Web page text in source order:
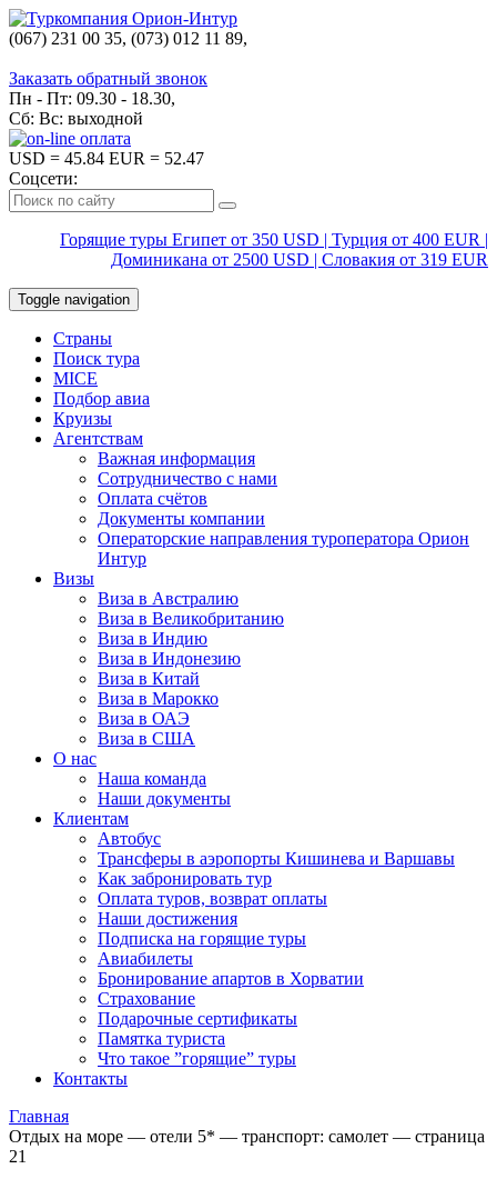
(067) 231 00 35, (073) 012 11 89,
Заказать обратный звонок
Пн - Пт: 09.30 - 18.30,
Сб: Вс: выходной
USD = 45.84 EUR = 52.47
Соцсети:
Горящие туры Египет от 350 USD | Турция от 400 EUR |
Доминикана от 2500 USD | Словакия от 319 EUR
Toggle navigation
Страны
Поиск тура
MICE
Подбор авиа
Круизы
Агентствам
Важная информация
Сотрудничество с нами
Оплата счётов
Документы компании
Операторские направления туроператора Орион
Интур
Визы
Виза в Австралию
Виза в Великобританию
Виза в Индию
Виза в Индонезию
Виза в Китай
Виза в Марокко
Виза в ОАЭ
Виза в США
О нас
Наша команда
Наши документы
Клиентам
Автобус
Трансферы в аэропорты Кишинева и Варшавы
Как забронировать тур
Оплата туров, возврат оплаты
Наши достижения
Подписка на горящие туры
Авиабилеты
Бронирование апартов в Хорватии
Страхование
Подарочные сертификаты
Памятка туриста
Что такое ”горящие” туры
Контакты
Главная
Отдых на море — отели 5* — транспорт: самолет — страница
21